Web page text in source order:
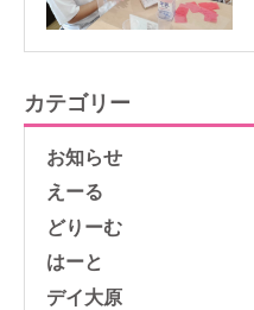
カテゴリー
お知らせ
えーる
どりーむ
はーと
デイ大原